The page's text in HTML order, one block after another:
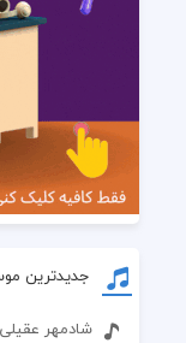
جدیدترین
شادمهر